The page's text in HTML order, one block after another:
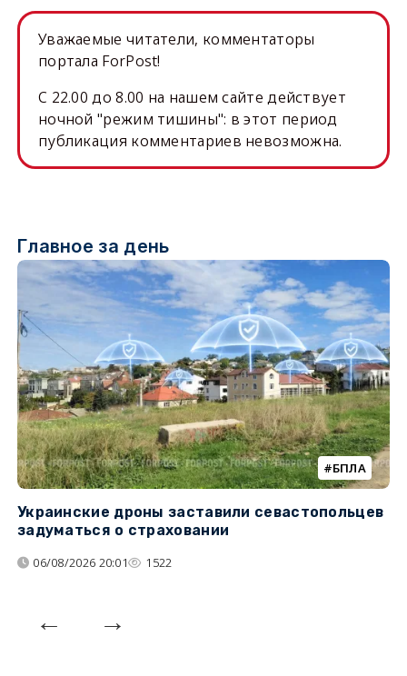
Уважаемые читатели, комментаторы
портала ForPost!
C 22.00 до 8.00 на нашем сайте действует
ночной "режим тишины": в этот период
публикация комментариев невозможна.
Главное за день
БПЛА
Украинские дроны заставили севастопольцев
задуматься о страховании
06/08/2026 20:01 1522